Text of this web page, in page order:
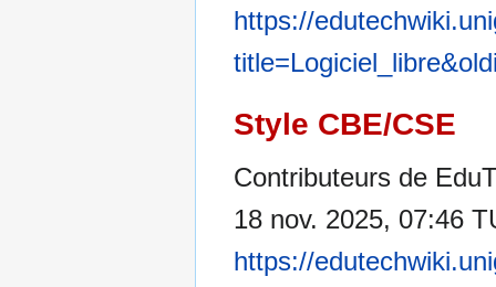
https://
Style CBE/CSE
Contributeurs de
18 nov. 2025, 07:46
https://